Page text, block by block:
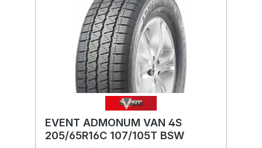
EVENT ADMONUM VAN 4S
205/65R16C 107/105T BSW